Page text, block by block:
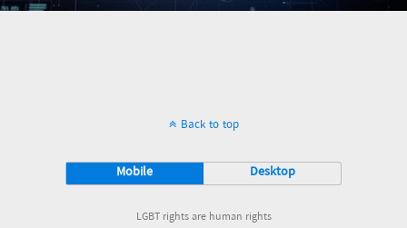
Back to top
Mobile Desktop
LGBT rights are human rights